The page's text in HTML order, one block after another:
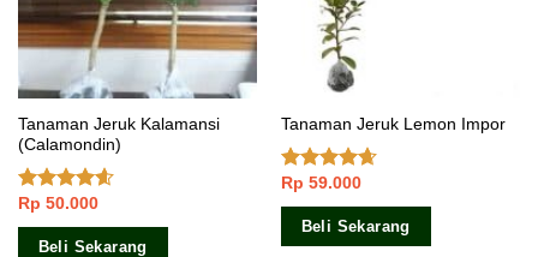
Tanaman Jeruk Kalamansi
(Calamondin)
Dinilai
4.31dari
Rp 50.000
Beli Sekarang
Tanaman Jeruk Lemon Impor
Dinilai
4.33dari
Rp 59.000
Beli Sekarang